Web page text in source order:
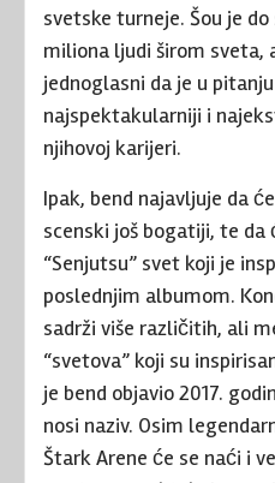
svetske turneje. Šou je
miliona ljudi širom sveta,
jednoglasni da je u
najspektakularniji i
njihovoj karijeri.
Ipak, bend najavljuje da
scenski još bogatiji, te
“Senjutsu” svet koji je
poslednjim albumom.
sadrži više različitih, ali
“svetova” koji su
je bend objavio 2017.
nosi naziv. Osim
Štark Arene će se naći i